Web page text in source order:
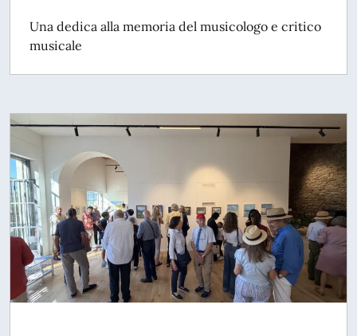
Una dedica alla memoria del musicologo e critico
musicale